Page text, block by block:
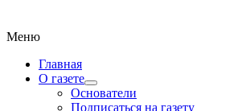
Меню
Главная
О газете
Основатели
Подписаться на газету